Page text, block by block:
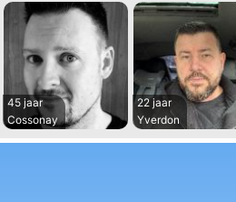
45 jaar
Cossonay
22 jaar
Yverdon